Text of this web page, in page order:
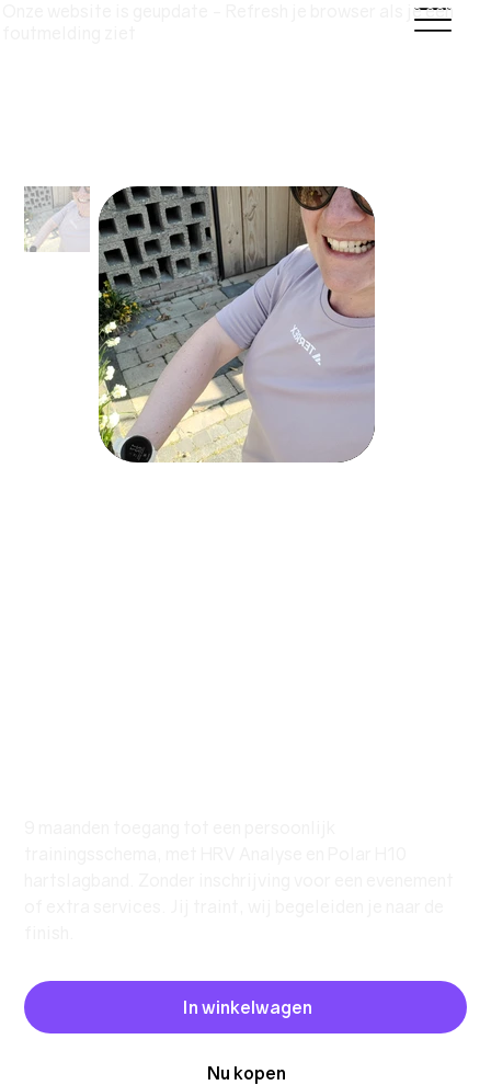
Onze website is geupdate - Refresh je browser als je een
In winkelwagen
Nu kopen